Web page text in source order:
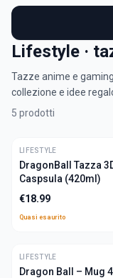
Lifestyle ·
Tazze anime e
collezione e idee
5 prodotti
ULTIME
LIFESTYLE
DragonBall Tazza
Caspsula (420ml)
€18.99
Quasi esaurito
ULTIME
LIFESTYLE
Dragon Ball – Mug